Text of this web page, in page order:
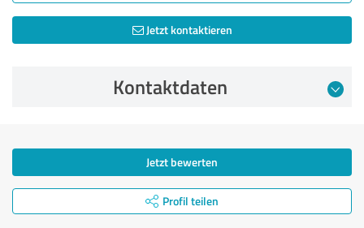
Jetzt kontaktieren
Kontaktdaten
Jetzt bewerten
Profil teilen